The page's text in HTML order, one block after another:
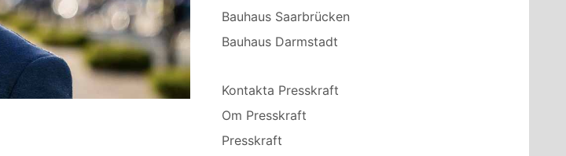
Bauhaus Saarbrücken
Bauhaus Darmstadt
Kontakta Presskraft
Om Presskraft
Presskraft